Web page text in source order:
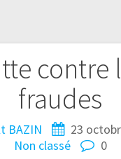
contre
fraudes
BAZIN
23
Non classé
0